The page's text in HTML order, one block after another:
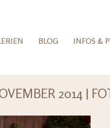
BLOG INFOS &
2014 |